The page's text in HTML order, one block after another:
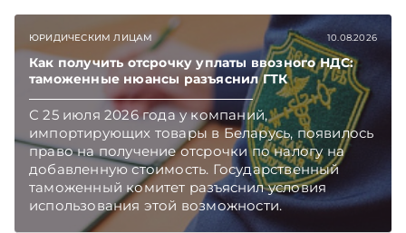
занятости и социальной защите
Мингорисполкома. Подписывайтесь на
Telegram‑канал и Viber. Главное об экономике
Беларуси — раньше, чем в новостях
TelegramViber
ЮРИДИЧЕСКИМ ЛИЦАМ 10.08.2026
Как получить отсрочку уплаты ввозного НДС:
таможенные нюансы разъяснил ГТК
С 25 июля 2026 года у компаний,
импортирующих товары в Беларусь, появилось
право на получение отсрочки по налогу на
добавленную стоимость. Государственный
таможенный комитет разъяснил условия
использования этой возможности.
Подписывайтесь на Telegram‑канал и Viber.